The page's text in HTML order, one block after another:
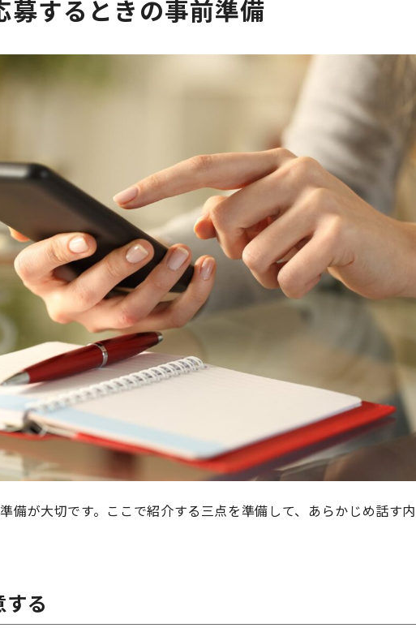
募するときの事前準備
備が大切です。ここで紹介する三点を準備して、あらかじめ話す内
る